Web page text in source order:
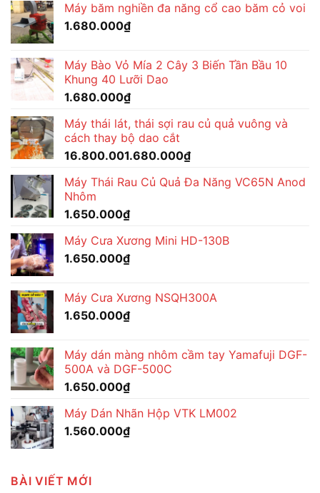
1.680.000₫. là:
Máy băm nghiền đa năng cổ cao băm cỏ voi
1.680.000₫
Máy Bào Vỏ Mía 2 Cây 3 Biến Tần Bầu 10
Khung 40 Lưỡi Dao
1.680.000₫
Máy thái lát, thái sợi rau củ quả vuông và
cách thay bộ dao cắt
16.800.001.680.000₫
Máy Thái Rau Củ Quả Đa Năng VC65N Anod
Nhôm
1.650.000₫
Máy Cưa Xương Mini HD-130B
1.650.000₫
Máy Cưa Xương NSQH300A
1.650.000₫
Máy dán màng nhôm cầm tay Yamafuji DGF-
500A và DGF-500C
1.650.000₫
Máy Dán Nhãn Hộp VTK LM002
1.560.000₫
BÀI VIẾT MỚI